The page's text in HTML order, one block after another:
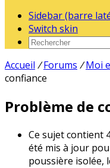
Sidebar (barre
Switch skin
Accueil / Forums / Moi
confiance
Problème de
Ce sujet contient
été mis à jour
poussière isolée,